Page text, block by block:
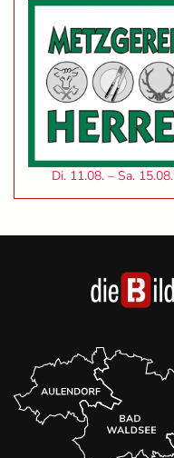
Di. 11.08. – Sa. 15.08.